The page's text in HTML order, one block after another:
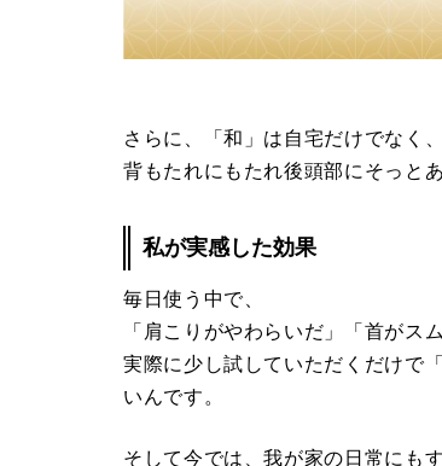
さらに、「和」は自宅だけでなく、
背もたれにもたれ後頭部にそっと
私が実感した効果
毎日使う中で、
「肩こりがやわらいだ」「首がス
実際に少し試していただくだけで
いんです。
そして今では、我が家の日常にも